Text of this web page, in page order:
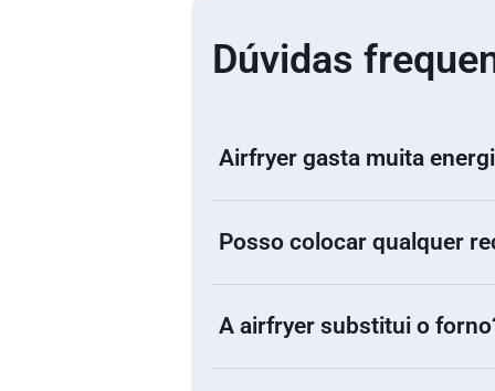
Dúvidas
Airfryer gasta muita
O consumo médio é menor
Posso colocar qualquer
Não. Use apenas
A airfryer substitui o